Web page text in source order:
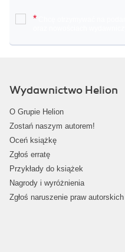
*
Wydawnictwo Helion
O Grupie Helion
Zostań naszym autorem!
Oceń książkę
Zgłoś erratę
Przykłady do książek
Nagrody i wyróżnienia
Zgłoś naruszenie praw autorskich